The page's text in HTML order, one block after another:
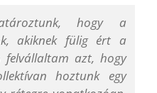
hogy a
akiknek fülig ért a
azt, hogy
hoztunk egy